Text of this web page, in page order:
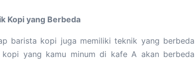
Kopi yang Berbeda
barista kopi juga memiliki teknik yang berbeda
yang kamu minum di kafe A akan berbeda